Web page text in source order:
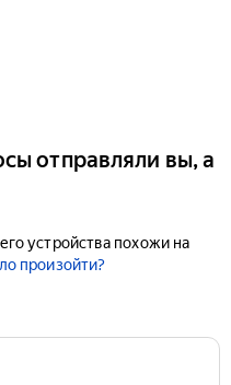
отправляли вы, а
устройства похожи на
произойти?